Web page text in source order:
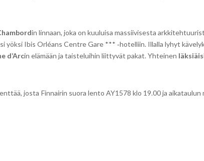
in linnaan, joka on kuuluisa massiivisesta
yöksi Ibis Orléans Centre Gare *** ‑hotelliin. Illalla lyhyt
d’Arcin elämään ja taisteluihin liittyvät pakat. Yhteinen
josta Finnairin suora lento AY1578 klo 19.00 ja aikataulun